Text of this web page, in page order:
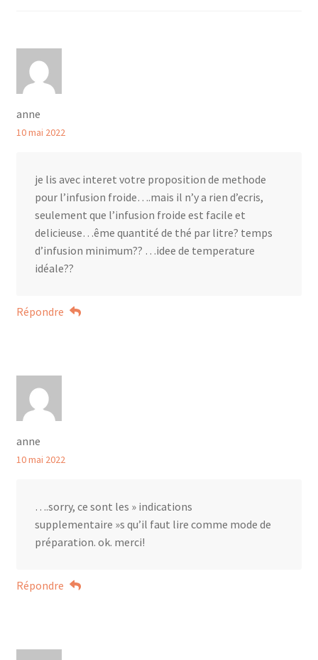
anne
10 mai 2022
je lis avec interet votre proposition de methode
pour l’infusion froide….mais il n’y a rien d’ecris,
seulement que l’infusion froide est facile et
delicieuse…ême quantité de thé par litre? temps
d’infusion minimum?? …idee de temperature
idéale??
Répondre
anne
10 mai 2022
….sorry, ce sont les » indications
supplementaire »s qu’il faut lire comme mode de
préparation. ok. merci!
Répondre